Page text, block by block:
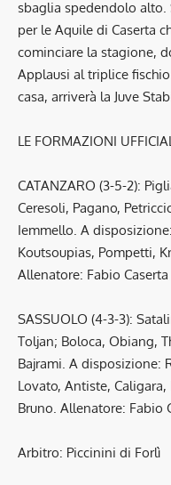
sbaglia spedendolo alto.
per le Aquile di Caserta
cominciare la stagione,
Applausi al triplice
casa, arriverà la Juve
LE FORMAZIONI
CATANZARO (3-5-2):
Ceresoli, Pagano,
Iemmello. A
Koutsoupias, Pompetti,
Allenatore: Fabio Caserta
SASSUOLO (4-3-3):
Toljan; Boloca, Obiang,
Bajrami. A disposizione:
Lovato, Antiste,
Bruno. Allenatore: Fabio
Arbitro: Piccinini di Forlì